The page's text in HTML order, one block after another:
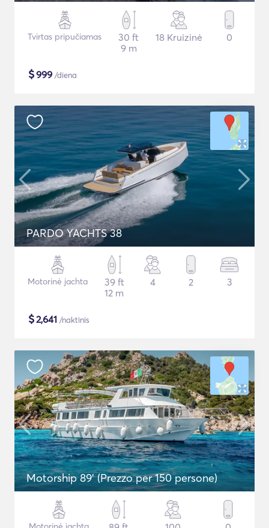
Tvirtas pripučiamas
30 ft
9 m
18 Kruizinė 0
$999 /diena
PARDO YACHTS 38
Motorinė jachta
39 ft
12 m
4 2 3
$2,641 /naktinis
Motorship 89' (Prezzo per 150 persone)